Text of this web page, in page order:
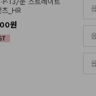
_HR
원